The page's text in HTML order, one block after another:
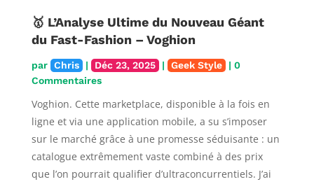
🥇 L’Analyse Ultime du Nouveau Géant
du Fast-Fashion – Voghion
par Chris | Déc 23, 2025 | Geek Style | 0
Commentaires
Voghion. Cette marketplace, disponible à la fois en
ligne et via une application mobile, a su s’imposer
sur le marché grâce à une promesse séduisante : un
catalogue extrêmement vaste combiné à des prix
que l’on pourrait qualifier d’ultraconcurrentiels. J’ai